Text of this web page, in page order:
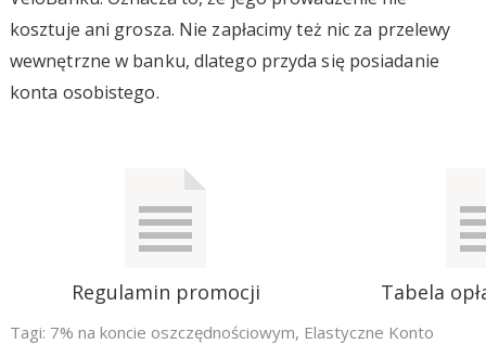
kosztuje ani grosza. Nie zapłacimy też nic za przelewy
wewnętrzne w banku, dlatego przyda się posiadanie
konta osobistego.
Regulamin promocji Tabela
Tagi: 7% na koncie oszczędnościowym, Elastyczne Konto